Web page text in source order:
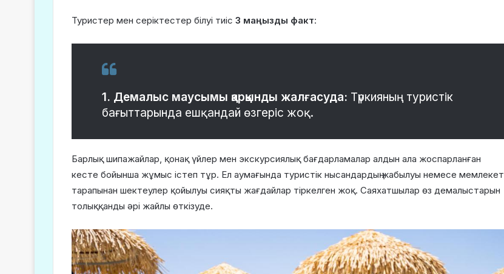
Туристер мен серіктестер білуі тиіс 3 маңызды факт:
1. Демалыс маусымы қарқынды жалғасуда: Түркияның туристік
бағыттарында ешқандай өзгеріс жоқ.
Барлық шипажайлар, қонақ үйлер мен экскурсиялық бағдарламалар алдын ала жоспарланған
кесте бойынша жұмыс істеп тұр. Ел аумағында туристік нысандардың жабылуы немесе мемлекет
тарапынан шектеулер қойылуы сияқты жағдайлар тіркелген жоқ. Саяхатшылар өз демалыстарын
толыққанды әрі жайлы өткізуде.